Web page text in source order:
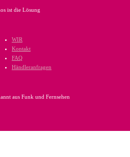
ist die Lösung
WIR
Kontakt
FAQ
Händleranfragen
aus Funk und Fernsehen